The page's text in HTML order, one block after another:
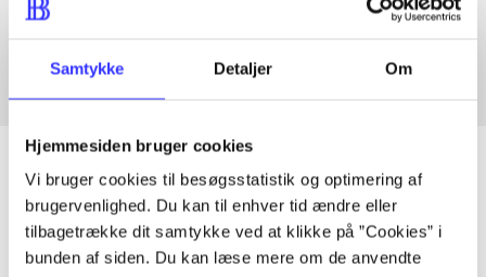
Samtykke Detaljer Om
Hjemmesiden bruger cookies
Vi bruger cookies til besøgsstatistik og optimering af
brugervenlighed. Du kan til enhver tid ændre eller
tilbagetrække dit samtykke ved at klikke på ”Cookies” i
bunden af siden. Du kan læse mere om de anvendte
Fra
Artikler
Alle registrerede artikler fordelt på udgivelser